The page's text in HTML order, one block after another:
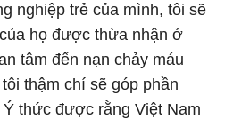
nghiệp trẻ của mình, tôi sẽ
họ được thừa nhận ở
tâm đến nạn chảy máu
thậm chí sẽ góp phần
thức được rằng Việt Nam